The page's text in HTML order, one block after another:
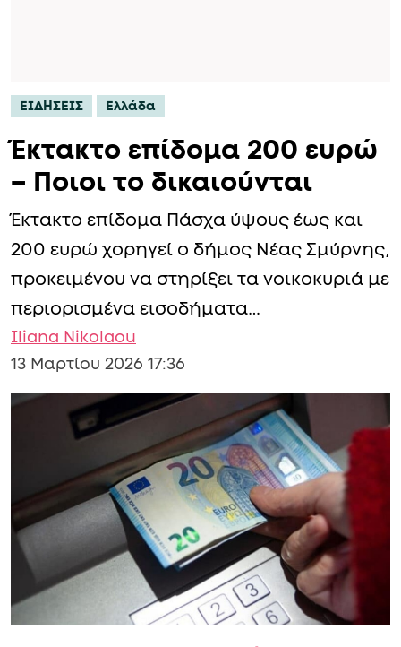
ΕΙΔΗΣΕΙΣ Ελλάδα
Έκτακτο επίδομα 200 ευρώ
– Ποιοι το δικαιούνται
Έκτακτο επίδομα Πάσχα ύψους έως και
200 ευρώ χορηγεί ο δήμος Νέας Σμύρνης,
προκειμένου να στηρίξει τα νοικοκυριά με
περιορισμένα εισοδήματα…
Iliana Nikolaou
13 Μαρτίου 2026 17:36